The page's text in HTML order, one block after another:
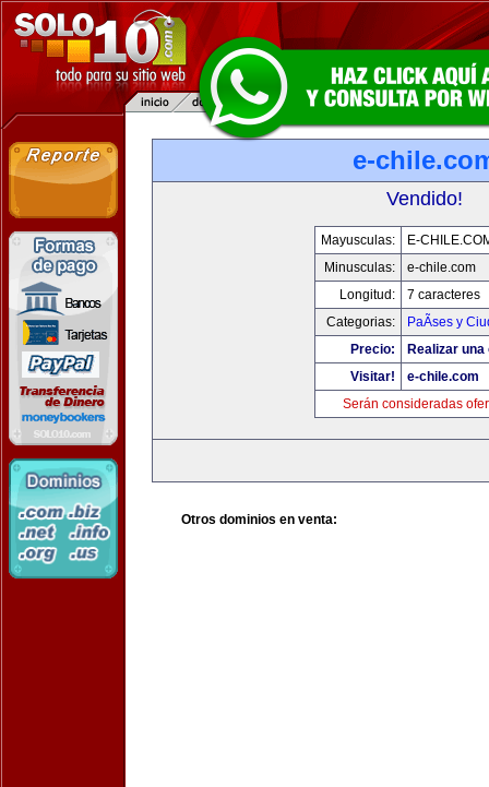
e-
Vendido!
Mayusculas:
E-
Minusculas:
e-chile.com
Longitud:
7 caracteres
Categorias:
PaÃ­ses y
Precio:
Realizar
Visitar!
e-chile.com
Serán consideradas
Otros dominios en venta: